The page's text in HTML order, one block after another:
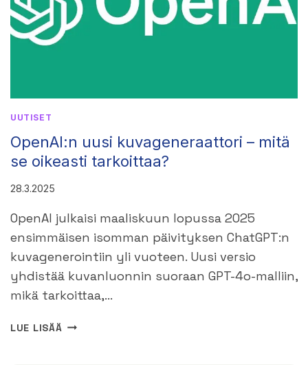
UUTISET
OpenAI:n uusi kuvageneraattori – mitä
se oikeasti tarkoittaa?
28.3.2025
OpenAI julkaisi maaliskuun lopussa 2025
ensimmäisen isomman päivityksen ChatGPT:n
kuvagenerointiin yli vuoteen. Uusi versio
yhdistää kuvanluonnin suoraan GPT-4o-malliin,
mikä tarkoittaa,…
LUE LISÄÄ OPENAI:N